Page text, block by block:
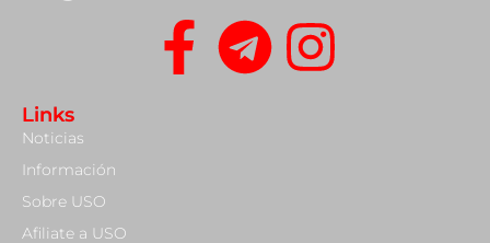
Links
Noticias
Información
Sobre USO
Afiliate a USO